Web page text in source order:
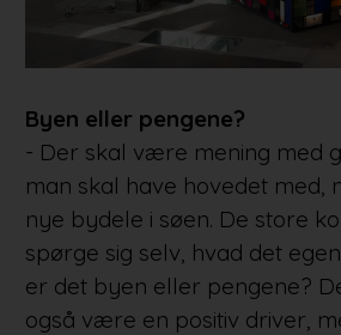
Byen eller pengene?
- Der skal være mening med
man skal have hovedet
nye bydele i søen. De store
spørge sig selv, hvad det
er det byen eller pengene?
også være en positiv driver,